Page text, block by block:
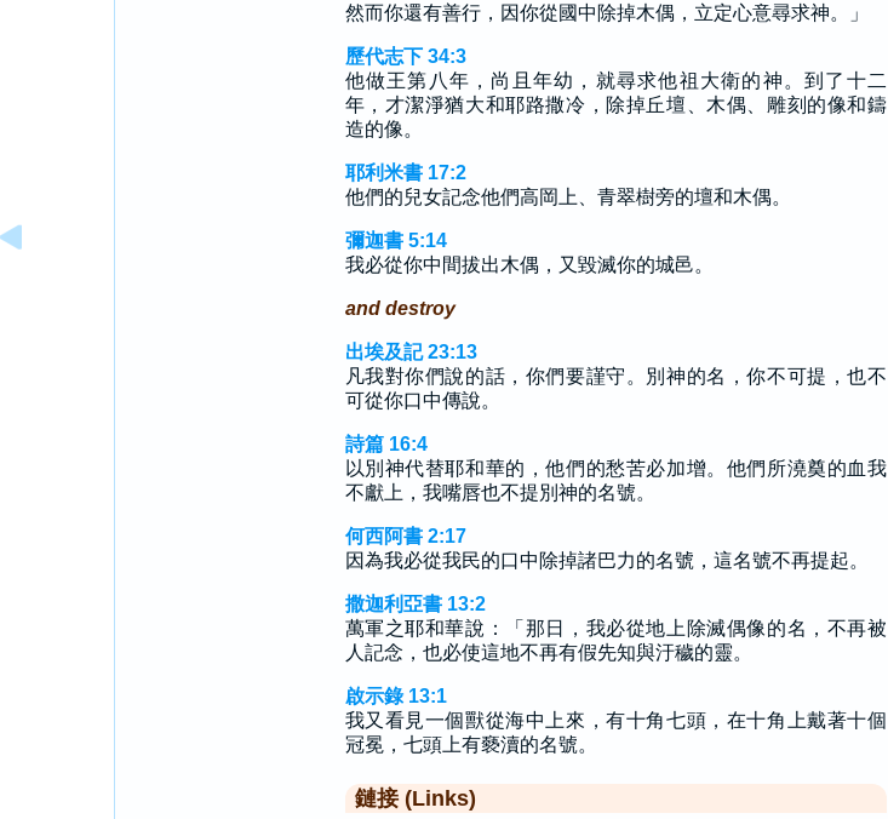
然而你還有善行，因你從國中除掉木偶，立定心意尋求神。」
歷代志下 34:3
他做王第八年，尚且年幼，就尋求他祖大衛的神。到了十二
年，才潔淨猶大和耶路撒冷，除掉丘壇、木偶、雕刻的像和鑄
造的像。
耶利米書 17:2
他們的兒女記念他們高岡上、青翠樹旁的壇和木偶。
彌迦書 5:14
我必從你中間拔出木偶，又毀滅你的城邑。
and destroy
出埃及記 23:13
凡我對你們說的話，你們要謹守。別神的名，你不可提，也不
可從你口中傳說。
詩篇 16:4
以別神代替耶和華的，他們的愁苦必加增。他們所澆奠的血我
不獻上，我嘴唇也不提別神的名號。
何西阿書 2:17
因為我必從我民的口中除掉諸巴力的名號，這名號不再提起。
撒迦利亞書 13:2
萬軍之耶和華說：「那日，我必從地上除滅偶像的名，不再被
人記念，也必使這地不再有假先知與汙穢的靈。
啟示錄 13:1
我又看見一個獸從海中上來，有十角七頭，在十角上戴著十個
冠冕，七頭上有褻瀆的名號。
鏈接 (Links)